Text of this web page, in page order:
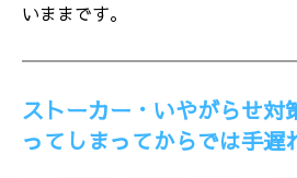
いままです。
ストーカー・いやがらせ対
ってしまってからでは手遅